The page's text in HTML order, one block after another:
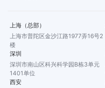
上海（总部）
上海市普陀区金沙江路1977弄16号2
楼
深圳
深圳市南山区科兴科学园B栋3单元
1401单位
西安